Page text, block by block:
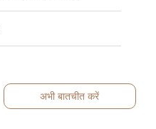
अभी बातचीत करें